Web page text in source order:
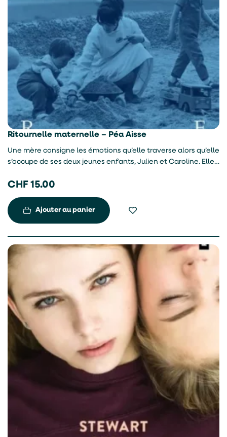
Ritournelle maternelle – Péa Aisse
Une mère consigne les émotions qu’elle traverse alors qu’elle
s’occupe de ses deux jeunes enfants, Julien et Caroline. Elle
qui lui incombent du soir au matin, mais aussi les joies et
l’amour qui la transportent. Premier roman.
CHF 15.00
Ajouter au panier